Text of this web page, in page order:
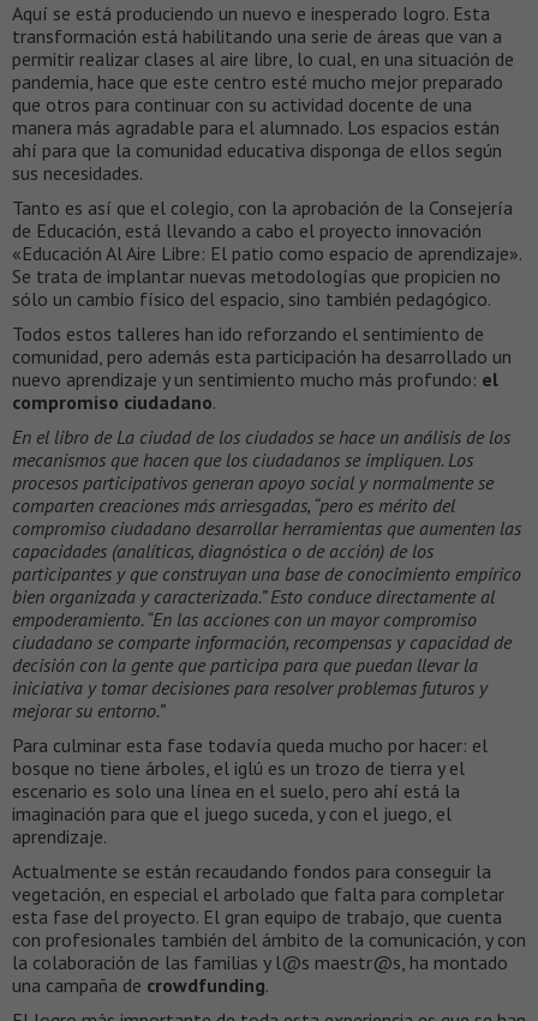
Aquí se está produciendo un nuevo e inesperado logro. Esta
transformación está habilitando una serie de áreas que van a
permitir realizar clases al aire libre, lo cual, en una situación de
pandemia, hace que este centro esté mucho mejor preparado
que otros para continuar con su actividad docente de una
manera más agradable para el alumnado. Los espacios están
ahí para que la comunidad educativa disponga de ellos según
sus necesidades.
Tanto es así que el colegio, con la aprobación de la Consejería
de Educación, está llevando a cabo el proyecto innovación
«Educación Al Aire Libre: El patio como espacio de aprendizaje».
Se trata de implantar nuevas metodologías que propicien no
sólo un cambio físico del espacio, sino también pedagógico.
Todos estos talleres han ido reforzando el sentimiento de
comunidad, pero además esta participación ha desarrollado un
nuevo aprendizaje y un sentimiento mucho más profundo: el
compromiso ciudadano.
En el libro de La ciudad de los ciudados se hace un análisis de los
mecanismos que hacen que los ciudadanos se impliquen. Los
procesos participativos generan apoyo social y normalmente se
comparten creaciones más arriesgadas, “pero es mérito del
compromiso ciudadano desarrollar herramientas que aumenten las
capacidades (analíticas, diagnóstica o de acción) de los
participantes y que construyan una base de conocimiento empírico
bien organizada y caracterizada.” Esto conduce directamente al
empoderamiento. “En las acciones con un mayor compromiso
ciudadano se comparte información, recompensas y capacidad de
decisión con la gente que participa para que puedan llevar la
iniciativa y tomar decisiones para resolver problemas futuros y
mejorar su entorno.”
Para culminar esta fase todavía queda mucho por hacer: el
bosque no tiene árboles, el iglú es un trozo de tierra y el
escenario es solo una línea en el suelo, pero ahí está la
imaginación para que el juego suceda, y con el juego, el
aprendizaje.
Actualmente se están recaudando fondos para conseguir la
vegetación, en especial el arbolado que falta para completar
esta fase del proyecto. El gran equipo de trabajo, que cuenta
con profesionales también del ámbito de la comunicación, y con
la colaboración de las familias y l@s maestr@s, ha montado
una campaña de crowdfunding.